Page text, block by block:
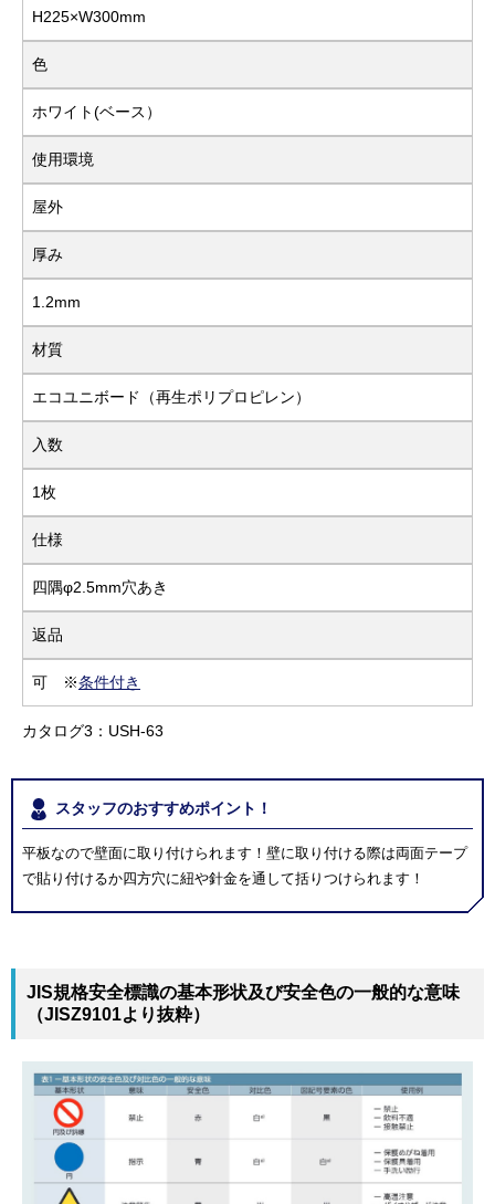
H225×W300mm
色
ホワイト(ベース）
使用環境
屋外
厚み
1.2mm
材質
エコユニボード（再生ポリプロピレン）
入数
1枚
仕様
四隅φ2.5mm穴あき
返品
可 ※条件付き
カタログ3：USH-63
スタッフのおすすめポイント！
平板なので壁面に取り付けられます！壁に取り付ける際は両面テープ
で貼り付けるか四方穴に紐や針金を通して括りつけられます！
JIS規格安全標識の基本形状及び安全色の一般的な意味
（JISZ9101より抜粋）